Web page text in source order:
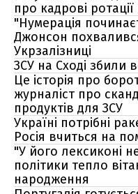
про кадрові
"Нумерація
Джонсон
Укрзалізниці
ЗСУ на Сході збили
Це історія про
журналіст про
продуктів для ЗСУ
Україні потрібні
Росія вчиться на
"У його лексиконі
політики тепло
народження